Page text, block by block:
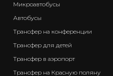
Микроавтобусы
Автобусы
Трансфер на конференции
Трансфер для детей
Трансфер в аэропорт
Трансфер на Красную поляну